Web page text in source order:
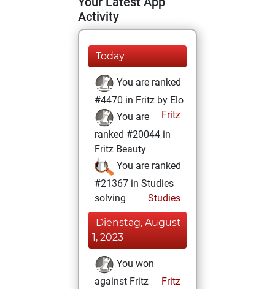
Activity
Today
You are ranked
#4470 in Fritz by Elo
Fritz
You are
ranked #20044 in
Fritz Beauty
You are ranked
#21367 in Studies
solving
Studies
Dienstag, August
1, 2023
You won
against Fritz
Fritz